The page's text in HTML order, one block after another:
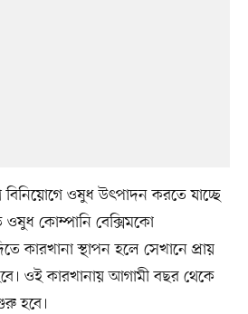
ওষুধ উৎপাদন করতে যাচ্ছে
কোম্পানি বেক্সিমকো
কারখানা স্থাপন হলে সেখানে প্রায়
ওই কারখানায় আগামী বছর থেকে
হবে।